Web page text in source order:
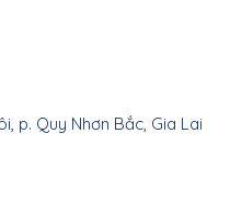
p. Quy Nhơn Bắc, Gia Lai